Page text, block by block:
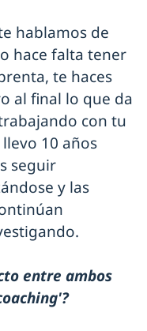
hablamos de
hace falta tener
te haces
al final lo que da
con tu
10 años
seguir
y las
entre ambos